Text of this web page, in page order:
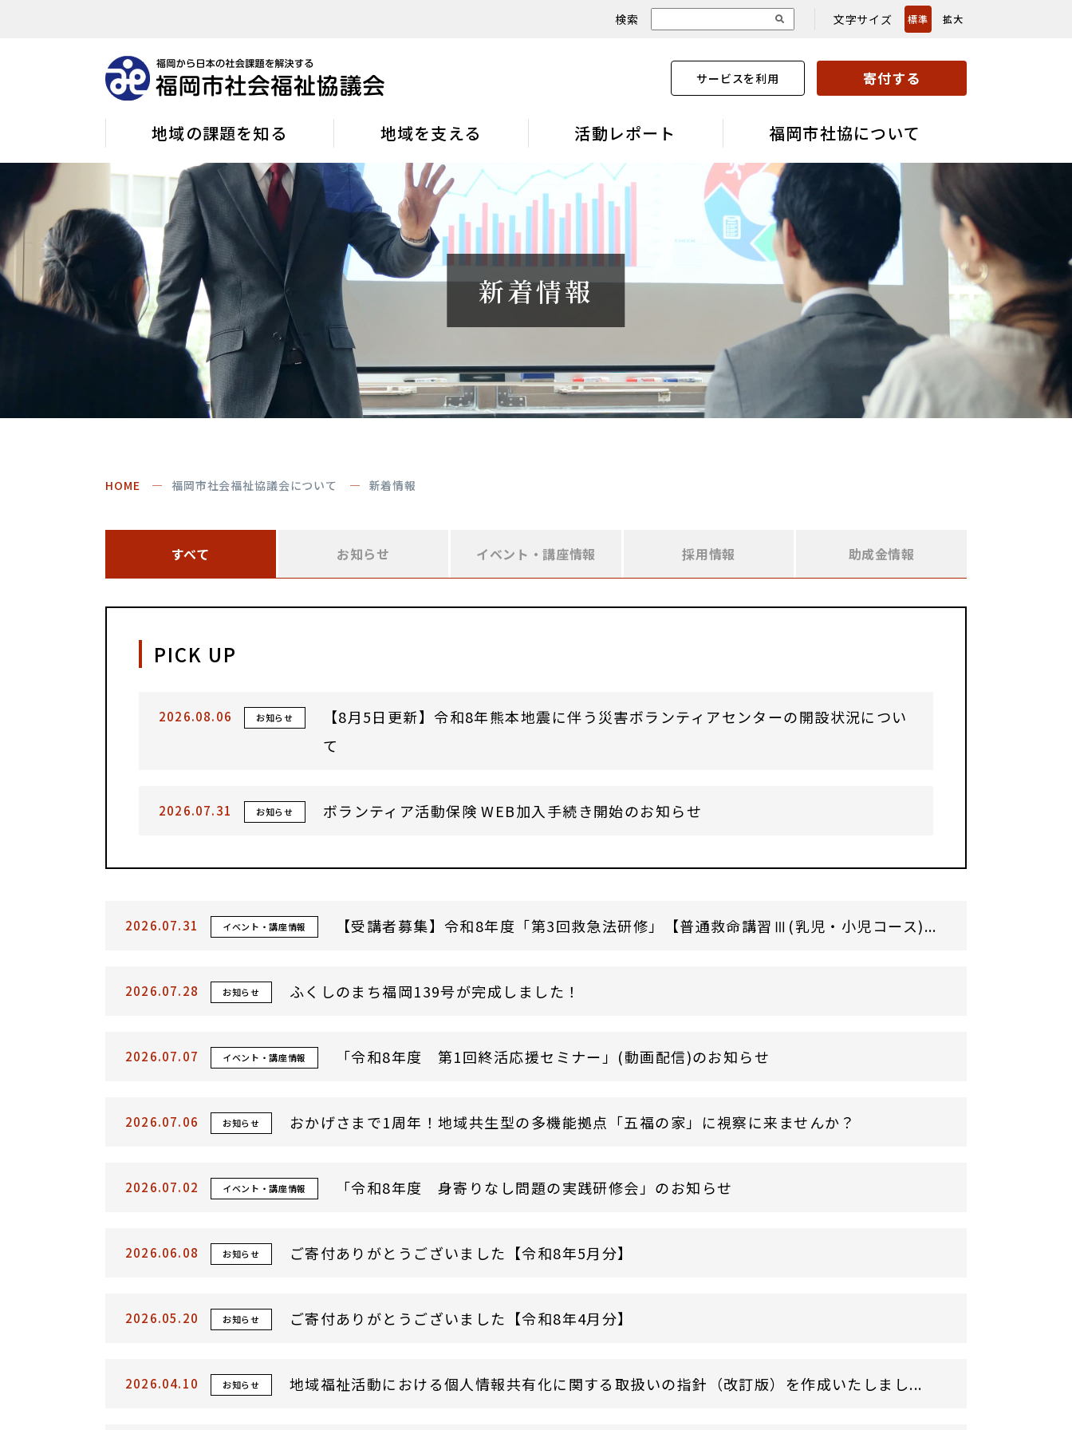
検索 文字サイズ 標準 拡大
サービスを利用 寄付する
地域の課題を知る 地域を支える 活動レポート 福岡市社協について
新着情報
HOME 福岡市社会福祉協議会について 新着情報
すべて お知らせ イベント・講座情報 採用情報 助成金情報
PICK UP
2026.08.06 お知らせ
【8月5日更新】令和8年熊本地震に伴う災害ボランティアセンターの開設状況につい
て
2026.07.31 お知らせ ボランティア活動保険 WEB加入手続き開始のお知らせ
2026.07.31 イベント・講座情報 【受講者募集】令和8年度「第3回救急法研修」【普通救命講習Ⅲ(乳児・小児コース)...
2026.07.28 お知らせ ふくしのまち福岡139号が完成しました！
2026.07.07 イベント・講座情報 「令和8年度 第1回終活応援セミナー」(動画配信)のお知らせ
2026.07.06 お知らせ おかげさまで1周年！地域共生型の多機能拠点「五福の家」に視察に来ませんか？
2026.07.02 イベント・講座情報 「令和8年度 身寄りなし問題の実践研修会」のお知らせ
2026.06.08 お知らせ ご寄付ありがとうございました【令和8年5月分】
2026.05.20 お知らせ ご寄付ありがとうございました【令和8年4月分】
2026.04.10 お知らせ 地域福祉活動における個人情報共有化に関する取扱いの指針（改訂版）を作成いたしまし...